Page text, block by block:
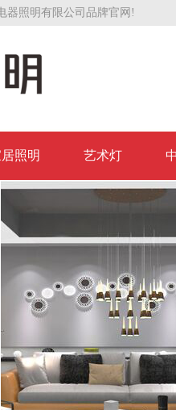
器照明有限公司品牌官网!
照明 艺术灯